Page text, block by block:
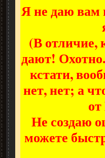
Я не даю вам
(В отличие,
дают!
кстати,
нет, нет; а
Не создаю
можете